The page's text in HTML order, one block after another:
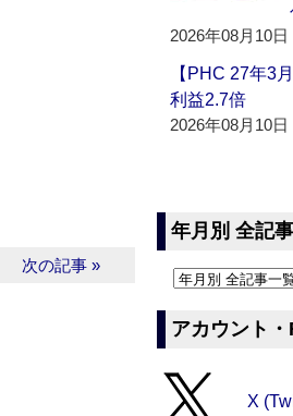
次の記事 »
2026年08月10日
【PHC 27年3
利益2.7倍
2026年08月10日
年月別 全記
アカウント
X